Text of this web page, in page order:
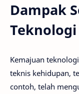
Dampak
Teknologi
Kemajuan
teknis kehidupan,
contoh, telah